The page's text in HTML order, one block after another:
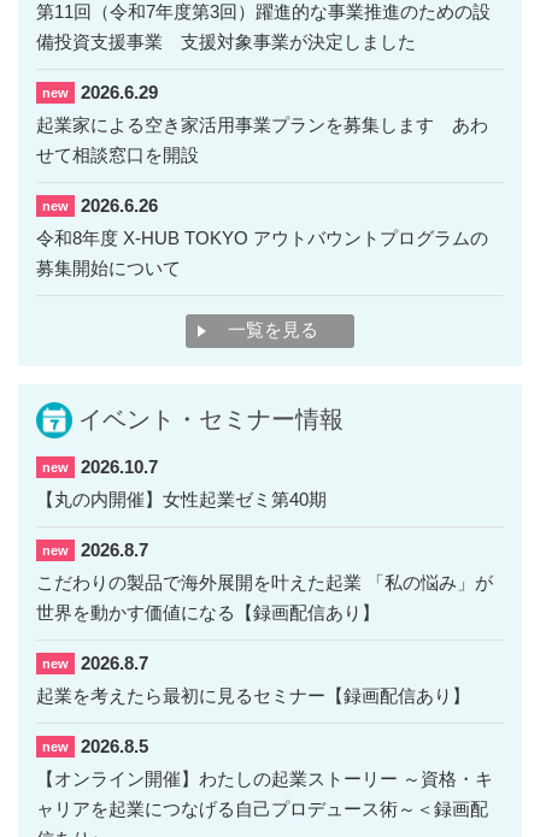
第11回（令和7年度第3回）躍進的な事業推進のための設
備投資支援事業 支援対象事業が決定しました
new
2026.6.29
起業家による空き家活用事業プランを募集します あわ
せて相談窓口を開設
new
2026.6.26
令和8年度 X-HUB TOKYO アウトバウントプログラムの
募集開始について
一覧を見る
イベント・セミナー情報
new
2026.10.7
【丸の内開催】女性起業ゼミ第40期
new
2026.8.7
こだわりの製品で海外展開を叶えた起業 「私の悩み」が
世界を動かす価値になる【録画配信あり】
new
2026.8.7
起業を考えたら最初に見るセミナー【録画配信あり】
new
2026.8.5
【オンライン開催】わたしの起業ストーリー ～資格・キ
ャリアを起業につなげる自己プロデュース術～＜録画配